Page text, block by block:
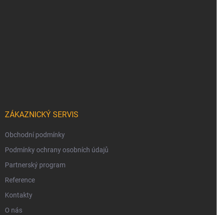
ZÁKAZNICKÝ SERVIS
Obchodní podmínky
Podmínky ochrany osobních údajů
Partnerský program
Reference
Kontakty
O nás